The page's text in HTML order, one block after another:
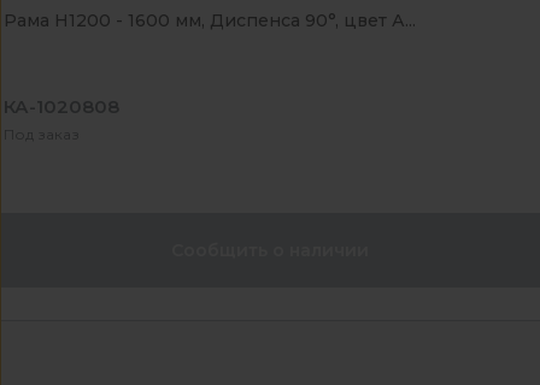
Рама Н1200 - 1600 мм, Диспенса 90°, цвет А...
КА-1020808
Под заказ